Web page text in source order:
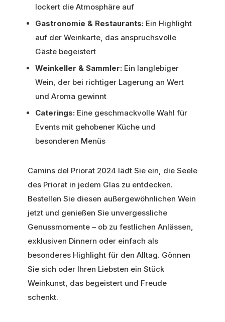
lockert die Atmosphäre auf
Gastronomie & Restaurants: Ein Highlight
auf der Weinkarte, das anspruchsvolle
Gäste begeistert
Weinkeller & Sammler: Ein langlebiger
Wein, der bei richtiger Lagerung an Wert
und Aroma gewinnt
Caterings: Eine geschmackvolle Wahl für
Events mit gehobener Küche und
besonderen Menüs
Camins del Priorat 2024 lädt Sie ein, die Seele
des Priorat in jedem Glas zu entdecken.
Bestellen Sie diesen außergewöhnlichen Wein
jetzt und genießen Sie unvergessliche
Genussmomente – ob zu festlichen Anlässen,
exklusiven Dinnern oder einfach als
besonderes Highlight für den Alltag. Gönnen
Sie sich oder Ihren Liebsten ein Stück
Weinkunst, das begeistert und Freude
schenkt.